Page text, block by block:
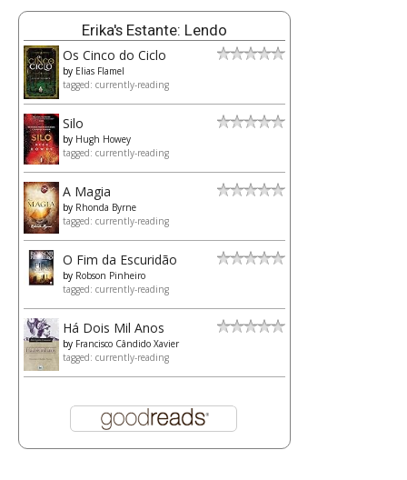
Erika's Estante: Lendo
Os Cinco do Ciclo
by Elias Flamel
tagged: currently-reading
Silo
by Hugh Howey
tagged: currently-reading
A Magia
by Rhonda Byrne
tagged: currently-reading
O Fim da Escuridão
by Robson Pinheiro
tagged: currently-reading
Há Dois Mil Anos
by Francisco Cândido Xavier
tagged: currently-reading